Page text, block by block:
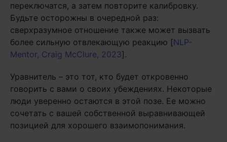
переключатся, а затем повторите калибровку.
Будьте осторожны в очередной раз:
сверхразумное отношение также может вызвать
более сильную отвлекающую реакцию [NLP-
Mentor, Craig McClure, 2023].
Уравнитель – это тот, кто будет откровенно
говорить с вами о своих убеждениях. Некоторые
люди уверенно остаются в этой позе. Ее можно
сочетать с вашей собственной выравнивающей
позицией для хорошего взаимопонимания.